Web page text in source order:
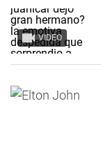
VIDEO